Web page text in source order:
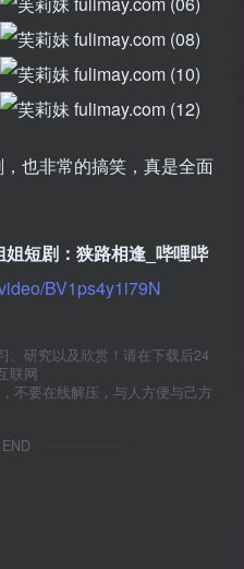
也非常的搞笑，真是全面
短剧：狭路相逢_哔哩哔
BV1ps4y1i79N
、研究以及欣赏！请在下载后24
联网
不要在线解压，与人方便与己方